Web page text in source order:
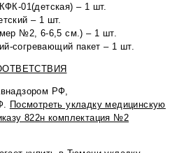
01(детская) – 1 шт.
– 1 шт.
№2, 6-6,5 см.) – 1 шт.
согревающий пакет – 1 шт.
РФ,
Посмотреть укладку медицинскую
822н комплектация №2